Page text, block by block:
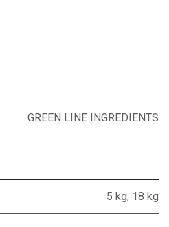
GREEN LINE INGREDIENTS
5 kg, 18 kg